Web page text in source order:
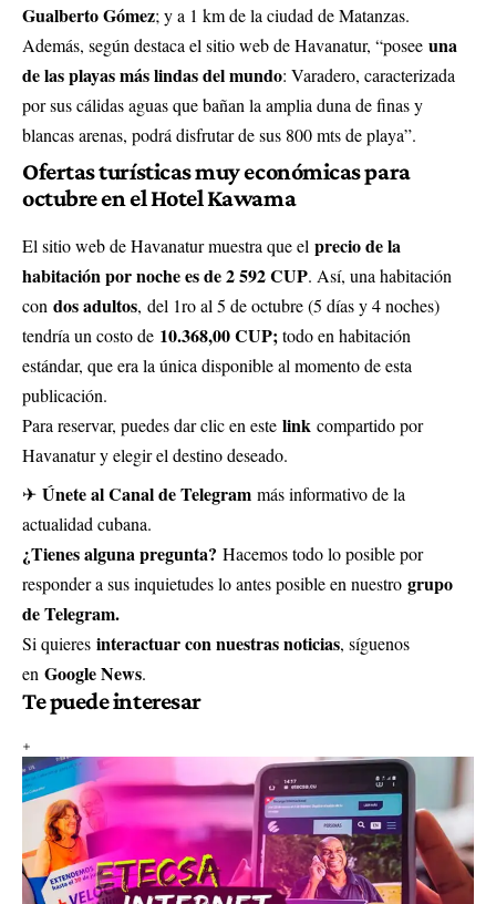
Gualberto Gómez; y a 1 km de la ciudad de Matanzas.
Además, según destaca el sitio web de Havanatur, “posee una
de las playas más lindas del mundo: Varadero, caracterizada
por sus cálidas aguas que bañan la amplia duna de finas y
blancas arenas, podrá disfrutar de sus 800 mts de playa”.
Ofertas turísticas muy económicas para
octubre en el Hotel Kawama
El sitio web de Havanatur muestra que el precio de la
habitación por noche es de 2 592 CUP. Así, una habitación
con dos adultos, del 1ro al 5 de octubre (5 días y 4 noches)
tendría un costo de 10.368,00 CUP;todo en habitación
estándar, que era la única disponible al momento de esta
publicación.
Para reservar, puedes dar clic en este link compartido por
Havanatur y elegir el destino deseado.
✈ Únete al Canal de Telegram más informativo de la
actualidad cubana.
¿Tienes alguna pregunta? Hacemos todo lo posible por
responder a sus inquietudes lo antes posible en nuestro grupo
de Telegram.
Si quieres interactuar con nuestras noticias, síguenos
en Google News.
Te puede interesar